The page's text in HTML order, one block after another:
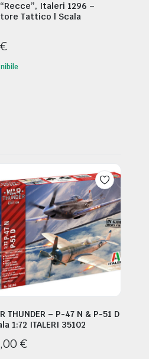
Italeri 1296 –
Tattico | Scala
€
THUNDER – P-47 N & P-51 D
1:72 ITALERI 35102
€